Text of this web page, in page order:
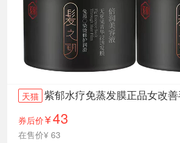
天猫 紫郁水疗免蒸发膜正品女改
券后价¥43
在售价¥ 63